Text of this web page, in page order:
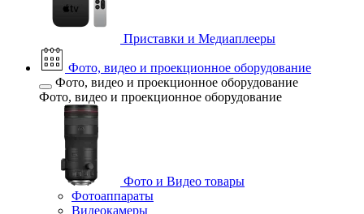
Приставки и Медиаплееры
Фото, видео и проекционное оборудование
Фото, видео и проекционное оборудование
Фото, видео и проекционное оборудование
Фото и Видео товары
Фотоаппараты
Видеокамеры